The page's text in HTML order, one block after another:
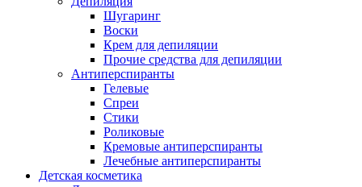
Шугаринг
Воски
Крем для депиляции
Прочие средства для депиляции
Антиперспиранты
Гелевые
Спреи
Стики
Роликовые
Кремовые антиперспиранты
Лечебные антиперспиранты
Детская косметика